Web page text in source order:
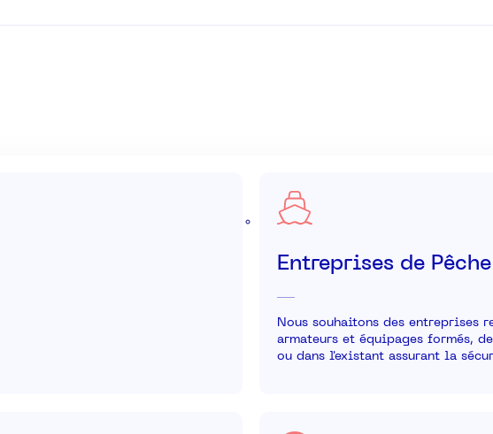
Entreprises de Pêche
Nous souhaitons des entreprises
armateurs et équipages formés,
ou dans l'existant assurant la